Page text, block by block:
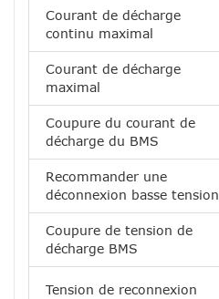
Courant de décharge
continu maximal
Courant de décharge
maximal
Coupure du courant de
décharge du BMS
Recommander une
déconnexion basse tension
Coupure de tension de
décharge BMS
Tension de reconnexion